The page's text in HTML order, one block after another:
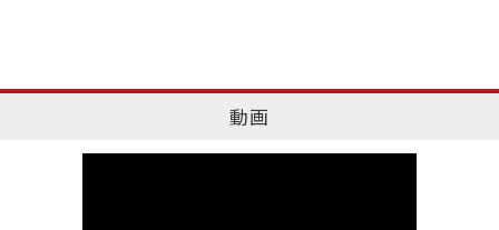
動画